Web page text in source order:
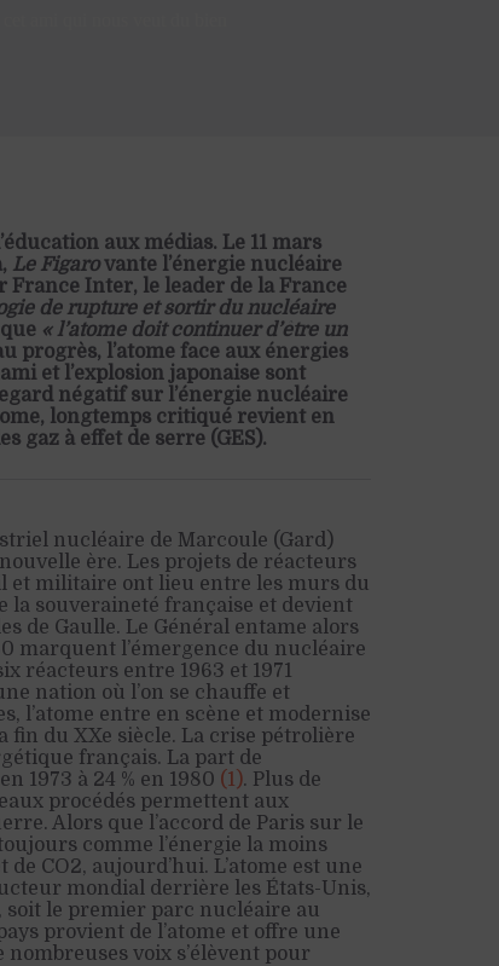
aux médias. Le 11 mars
Le Figarovante l’énergie nucléaire
France Inter, le leader de la France
de rupture et sortir du nucléaire
« l’atome doit continuer d’être un
progrès, l’atome face aux énergies
et l’explosion japonaise sont
négatif sur l’énergie nucléaire
longtemps critiqué revient en
gaz à effet de serre (GES).
nucléaire de Marcoule (Gard)
ère. Les projets de réacteurs
et militaire ont lieu entre les murs du
la souveraineté française et devient
de Gaulle. Le Général entame alors
marquent l’émergence du nucléaire
réacteurs entre 1963 et 1971
nation où l’on se chauffe et
l’atome entre en scène et modernise
fin du XXe siècle. La crise pétrolière
français. La part de
1973 à 24 % en 1980 (1). Plus de
procédés permettent aux
Alors que l’accord de Paris sur le
comme l’énergie la moins
CO2, aujourd’hui. L’atome est une
mondial derrière les États-Unis,
le premier parc nucléaire au
provient de l’atome et offre une
nombreuses voix s’élèvent pour